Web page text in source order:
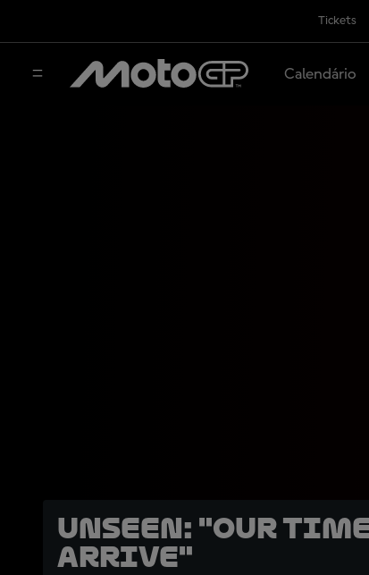
Tickets
Calendário
UNSEEN: "Our
arrive"